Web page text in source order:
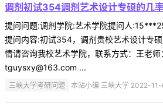
调剂初试354调剂艺术设计专硕的几
提问问题:调剂学院:艺术学院提问人
提问内容:初试354，调剂贵校艺术设计专
情请咨询我校艺术学院，联系方式：王老
tguysxy@163.com ...
三峡大学考研问题 本站小编 三峡大学 2022-